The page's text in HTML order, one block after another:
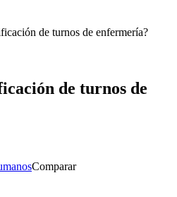
de turnos de enfermería?
de turnos de
Comparar